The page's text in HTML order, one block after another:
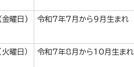
曜日) 令和7年7月から9月生まれ
曜日） 令和7年8月から10月生まれ